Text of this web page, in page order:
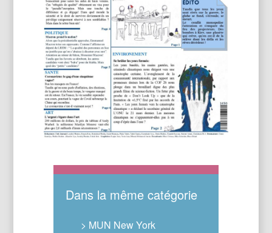
Dans la même catégorie
> MUN New York